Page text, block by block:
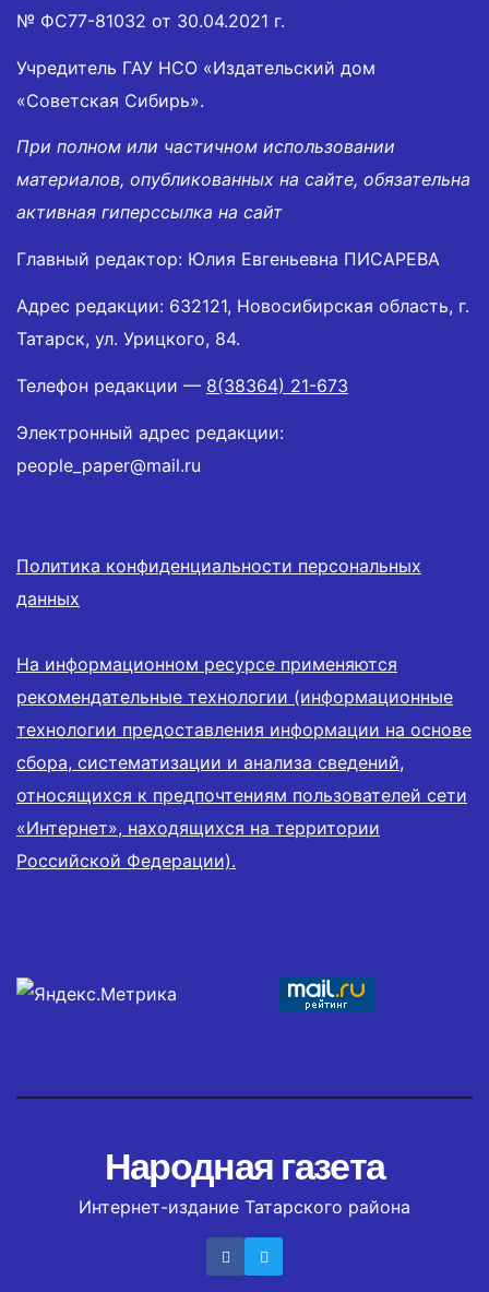
№ ФС77-81032 от 30.04.2021 г.
Учредитель ГАУ НСО «Издательский дом
«Советская Сибирь».
При полном или частичном использовании
материалов, опубликованных на сайте, обязательна
активная гиперссылка на сайт
Главный редактор: Юлия Евгеньевна ПИСАРЕВА
Адрес редакции: 632121, Новосибирская область, г.
Татарск, ул. Урицкого, 84.
Телефон редакции — 8(38364) 21-673
Электронный адрес редакции:
people_paper@mail.ru
Политика конфиденциальности персональных
данных
На информационном ресурсе применяются
рекомендательные технологии (информационные
технологии предоставления информации на основе
сбора, систематизации и анализа сведений,
относящихся к предпочтениям пользователей сети
«Интернет», находящихся на территории
Российской Федерации).
Народная газета
Интернет-издание Татарского района